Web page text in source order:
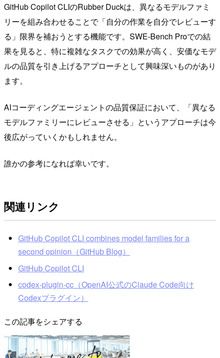
GitHub Copilot CLIのRubber Duckは、異なるモデルファミ
リーを組み合わせることで「自分の作業を自分でレビューす
る」限界を補おうとする機能です。SWE-Bench Proでの結
果を見ると、特に複雑なタスクでの効果が高く、安価なモデ
ルの品質を引き上げるアプローチとして興味深いものがあり
ます。
AIコーディングエージェントの品質保証において、「異なる
モデルファミリーにレビューさせる」というアプローチは今
後広がっていくかもしれません。
誰かの参考になれば幸いです。
関連リンク
GitHub Copilot CLI combines model families for a
second opinion（GitHub Blog）
GitHub Copilot CLI
codex-plugin-cc（OpenAI公式のClaude Code向け
Codexプラグイン）
この記事をシェアする